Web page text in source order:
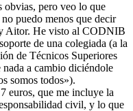
obvias, pero veo lo que
puedo menos que decir
Aitor. He visto al CODNIB
de una colegiada (a la
de Técnicos Superiores
a cambio diciéndole
somos todos»).
euros, que me incluye la
civil, y lo que